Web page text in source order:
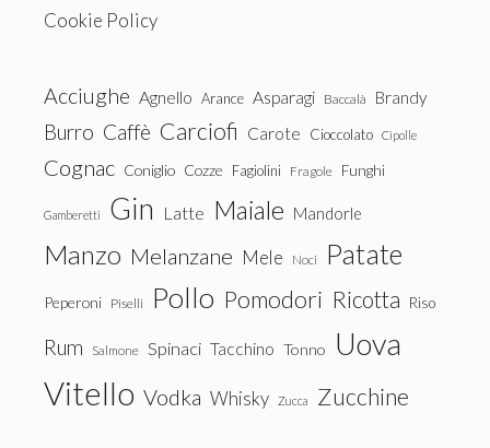
Cookie Policy
Acciughe Agnello Arance Asparagi Baccalà Brandy
Burro Caffè Carciofi Carote Cioccolato Cipolle
Cognac Coniglio Cozze Fagiolini Fragole Funghi
Gamberetti Gin Latte Maiale Mandorle
Manzo Melanzane Mele Noci Patate
Peperoni Piselli Pollo Pomodori Ricotta Riso
Rum Salmone Spinaci Tacchino Tonno Uova
Vitello Vodka Whisky Zucca Zucchine